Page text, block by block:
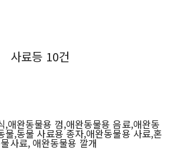
사료등 10건
,애완동물용 껌,애완동물용 음료,애완동
물,동물 사료용 종자,애완동물용 사료,혼
사료, 애완동물용 깔개